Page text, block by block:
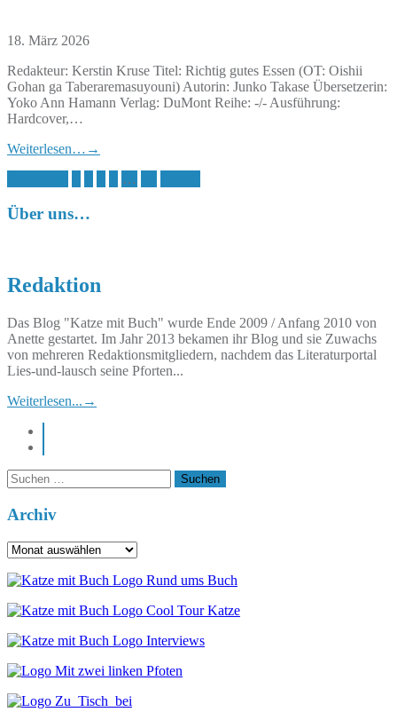
18. März 2026
Redakteur: Kerstin Kruse Titel: Richtig gutes Essen (OT: Oishii
Gohan ga Taberaremasuyouni) Autorin: Junko Takase Übersetzerin:
Yoko Ann Hamann Verlag: DuMont Reihe: -/- Ausführung:
Hardcover,…
Weiterlesen… →
Seitennummerierung
der
…
Über uns…
Redaktion
Das Blog "Katze mit Buch" wurde Ende 2009 / Anfang 2010 von
Anette gestartet. Im Jahr 2013 bekamen ihr Blog und sie Zuwachs
von mehreren Redaktionsmitgliedern, nachdem das Literaturportal
Lies-und-lausch seine Pforten...
Weiterlesen... →
Suchen
nach:
Archiv
Archiv